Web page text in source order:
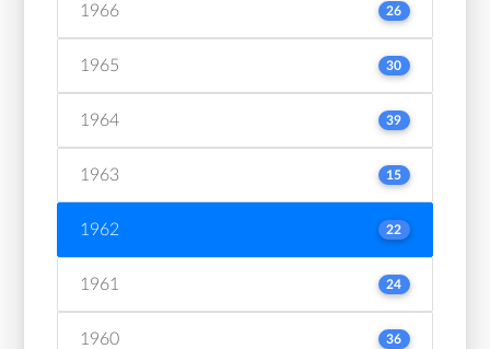
1966 26
1965 30
1964 39
1963 15
1962 22
1961 24
1960 36